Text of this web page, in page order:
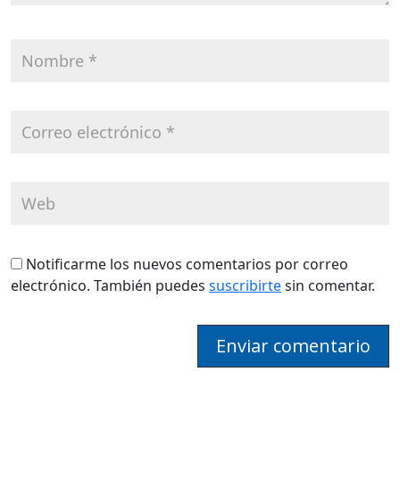
Notificarme los nuevos comentarios por correo
electrónico. También puedes suscribirtesin comentar.